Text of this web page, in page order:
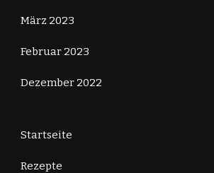
März 2023
Februar 2023
Dezember 2022
Startseite
Rezepte